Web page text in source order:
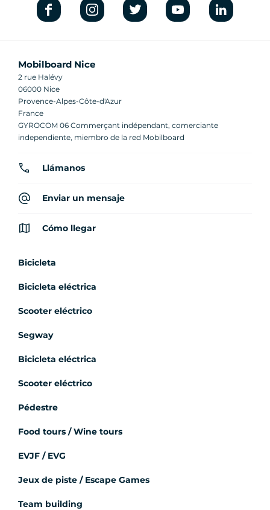
Mobilboard Nice
2 rue Halévy
06000 Nice
Provence-Alpes-Côte-d'Azur
France
GYROCOM 06 Commerçant indépendant, comerciante
independiente, miembro de la red Mobilboard
Llámanos
Enviar un mensaje
Cómo llegar
Bicicleta
Bicicleta eléctrica
Scooter eléctrico
Segway
Bicicleta eléctrica
Scooter eléctrico
Pédestre
Food tours / Wine tours
EVJF / EVG
Jeux de piste / Escape Games
Team building